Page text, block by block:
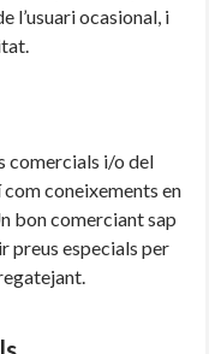
l’usuari ocasional, i
comercials i/o del
coneixements en
bon comerciant sap
preus especials per